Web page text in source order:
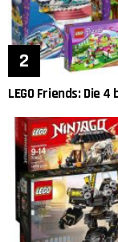
LEGO Friends: Die